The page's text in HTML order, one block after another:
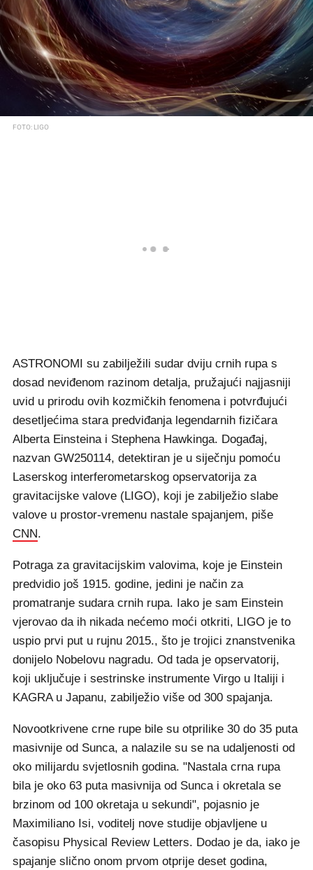
FOTO: LIGO
ASTRONOMI su zabilježili sudar dviju crnih rupa s
dosad neviđenom razinom detalja, pružajući najjasniji
uvid u prirodu ovih kozmičkih fenomena i potvrđujući
desetljećima stara predviđanja legendarnih fizičara
Alberta Einsteina i Stephena Hawkinga. Događaj,
nazvan GW250114, detektiran je u siječnju pomoću
Laserskog interferometarskog opservatorija za
gravitacijske valove (LIGO), koji je zabilježio slabe
valove u prostor-vremenu nastale spajanjem, piše
CNN.
Potraga za gravitacijskim valovima, koje je Einstein
predvidio još 1915. godine, jedini je način za
promatranje sudara crnih rupa. Iako je sam Einstein
vjerovao da ih nikada nećemo moći otkriti, LIGO je to
uspio prvi put u rujnu 2015., što je trojici znanstvenika
donijelo Nobelovu nagradu. Od tada je opservatorij,
koji uključuje i sestrinske instrumente Virgo u Italiji i
KAGRA u Japanu, zabilježio više od 300 spajanja.
Novootkrivene crne rupe bile su otprilike 30 do 35 puta
masivnije od Sunca, a nalazile su se na udaljenosti od
oko milijardu svjetlosnih godina. "Nastala crna rupa
bila je oko 63 puta masivnija od Sunca i okretala se
brzinom od 100 okretaja u sekundi", pojasnio je
Maximiliano Isi, voditelj nove studije objavljene u
časopisu Physical Review Letters. Dodao je da, iako je
spajanje slično onom prvom otprije deset godina,